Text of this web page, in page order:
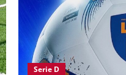
Serie D